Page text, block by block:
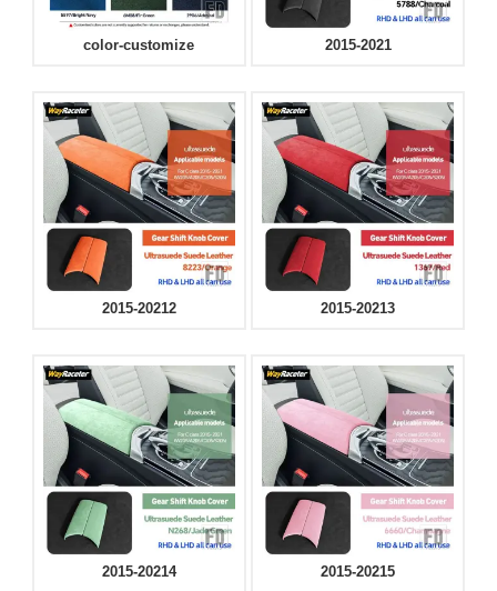
color-customize 2015-2021
2015-20212 2015-20213
2015-20214 2015-20215